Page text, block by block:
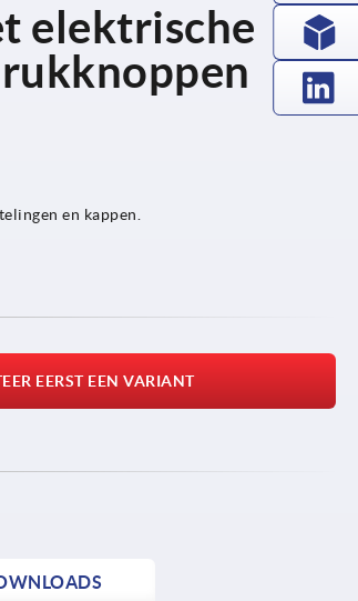
elektrische
en kappen.
EERST EEN VARIANT